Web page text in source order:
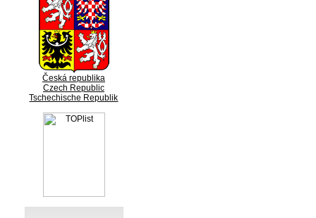
Česká republika
Czech Republic
Tschechische Republik